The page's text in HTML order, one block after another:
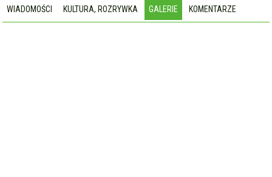
WIADOMOŚCI KULTURA, ROZRYWKA GALERIE KOMENTARZE